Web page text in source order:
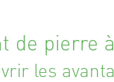
de pierre
les